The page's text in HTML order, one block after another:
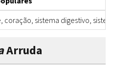
coração, sistema digestivo,
Arruda